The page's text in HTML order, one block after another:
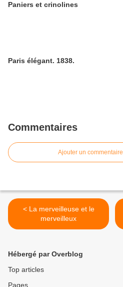
Paniers et crinolines
Paris élégant. 1838.
Commentaires
Ajouter un commentaire
< La merveilleuse et le
merveilleux
Hébergé par Overblog
Top articles
Pages